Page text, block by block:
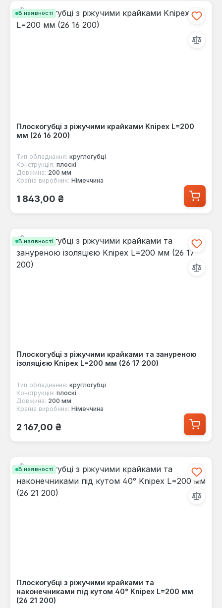
В наявності
Плоскогубці з ріжучими крайками Knipex L=200
мм (26 16 200)
Тип обладнання: круглогубці
Конструкція: плоскі
Довжина: 200 мм
Країна виробник: Німеччина
Звичайна ціна:
1 843,00 ₴
В наявності
Плоскогубці з ріжучими крайками та зануреною
ізоляцією Knipex L=200 мм (26 17 200)
Тип обладнання: круглогубці
Конструкція: плоскі
Довжина: 200 мм
Країна виробник: Німеччина
Звичайна ціна:
2 167,00 ₴
В наявності
Плоскогубці з ріжучими крайками та
наконечниками під кутом 40° Knipex L=200 мм
(26 21 200)